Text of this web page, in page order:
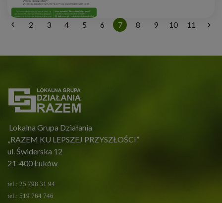
2 3 4 5 6 7 8 9 10 11
Lokalna Grupa Działania
„RAZEM KU LEPSZEJ PRZYSZŁOŚCI”
ul. Świderska 12
21-400 Łuków
tel.: 25 798 31 94
tel.: 519 764 746